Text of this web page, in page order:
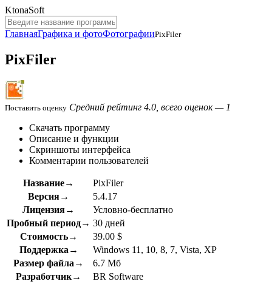
KtonaSoft
ГлавнаяГрафика и фотоФотографииPixFiler
PixFiler
Поставить оценку Средний рейтинг 4.0, всего оценок — 1
Скачать программу
Описание и функции
Скриншоты интерфейса
Комментарии пользователей
Название→
PixFiler
Версия→
5.4.17
Лицензия→
Условно-бесплатно
Пробный период→ 30 дней
Стоимость→
39.00 $
Поддержка→
Windows 11, 10, 8, 7, Vista, XP
Размер файла→
6.7 Мб
Разработчик→
BR Software